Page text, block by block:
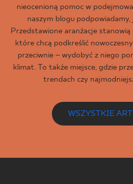
nieocenioną pomoc w
naszym blogu
Przedstawione aranżacje stanowią
które chcą podkreślić
przeciwnie – wydobyć z niego
klimat. To także miejsce, gdzie
trendach czy
WSZYSTKIE